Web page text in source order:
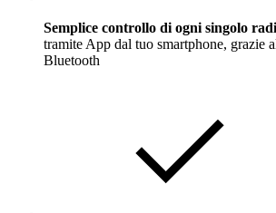
Semplice controllo di ogni singolo
tramite App dal tuo smartphone, grazie
Bluetooth